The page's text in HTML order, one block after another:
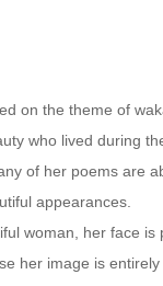
on the theme of
who lived during
of her poems are
appearances.
woman, her face
her image is